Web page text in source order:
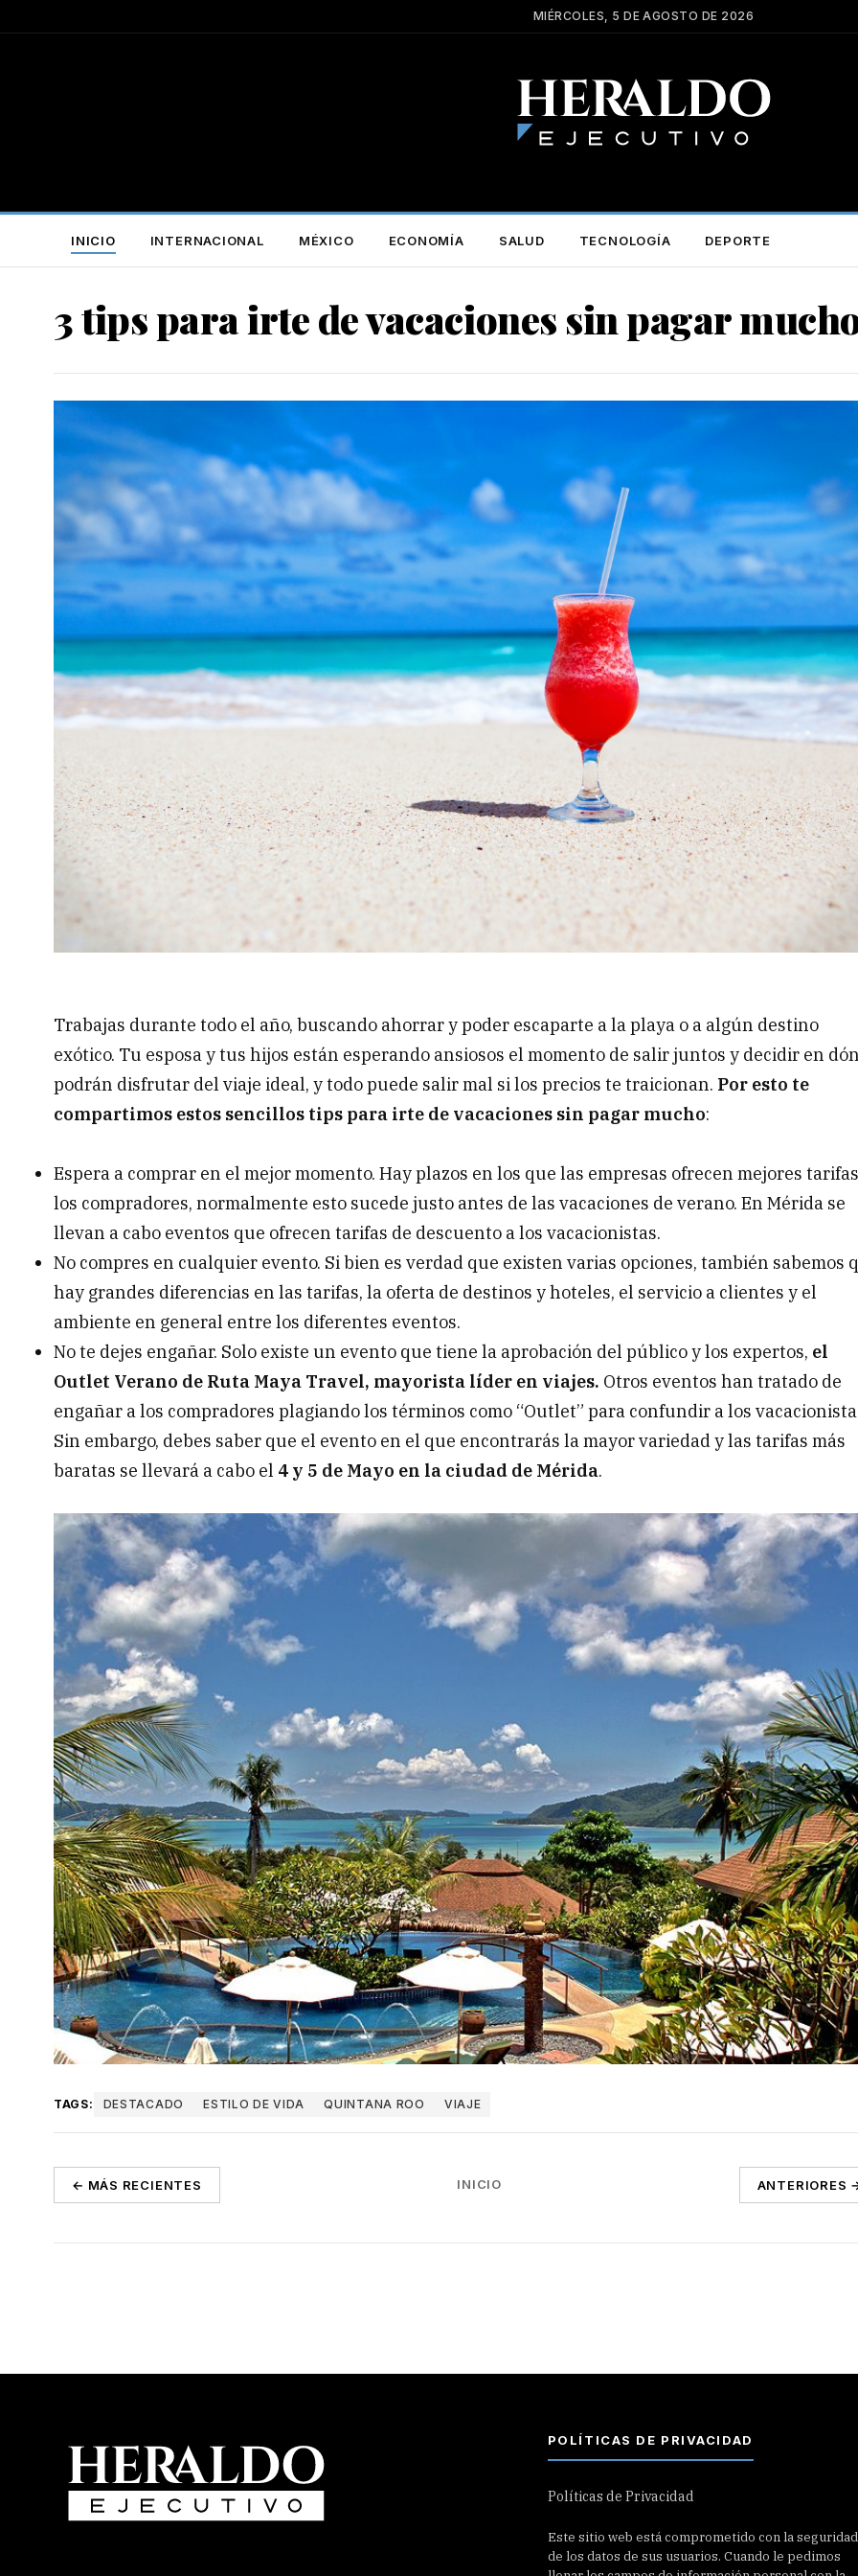
MIÉRCOLES, 5 DE AGOSTO DE 2026
INICIO INTERNACIONAL MÉXICO ECONOMÍA SALUD TECNOLOGÍA DEPORTE
3 tips para irte de vacaciones sin pagar
Trabajas durante todo el año, buscando ahorrar y poder escaparte a la playa o a algún destino
exótico. Tu esposa y tus hijos están esperando ansiosos el momento de salir juntos y decidir en
podrán disfrutar del viaje ideal, y todo puede salir mal si los precios te traicionan. Por esto te
compartimos estos sencillos tips para irte de vacaciones sin pagar mucho:
Espera a comprar en el mejor momento. Hay plazos en los que las empresas ofrecen mejores
los compradores, normalmente esto sucede justo antes de las vacaciones de verano. En Mérida se
llevan a cabo eventos que ofrecen tarifas de descuento a los vacacionistas.
No compres en cualquier evento. Si bien es verdad que existen varias opciones, también sabemos
hay grandes diferencias en las tarifas, la oferta de destinos y hoteles, el servicio a clientes y el
ambiente en general entre los diferentes eventos.
No te dejes engañar. Solo existe un evento que tiene la aprobación del público y los expertos, el
Outlet Verano de Ruta Maya Travel, mayorista líder en viajes. Otros eventos han tratado de
engañar a los compradores plagiando los términos como “Outlet” para confundir a los
Sin embargo, debes saber que el evento en el que encontrarás la mayor variedad y las tarifas más
baratas se llevará a cabo el 4 y 5 de Mayo en la ciudad de Mérida.
TAGS: DESTACADO ESTILO DE VIDA QUINTANA ROO VIAJE
← MÁS RECIENTES INICIO ANTERIORES
POLÍTICAS DE PRIVACIDAD
Políticas de Privacidad
Este sitio web está comprometido con la seguridad
de los datos de sus usuarios. Cuando le pedimos